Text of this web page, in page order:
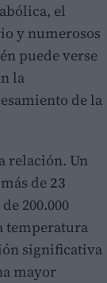
el
y numerosos
puede verse
la
de la
relación. Un
de 23
200.000
temperatura
significativa
mayor